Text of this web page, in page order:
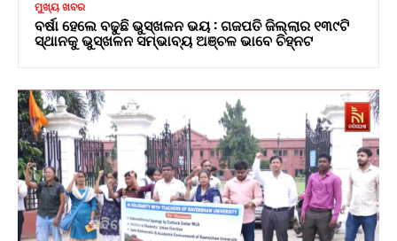
ମୁଖ୍ୟ ଖବର
ବର୍ଷା ହେଲେ ବଢୁଛି ଭୁସ୍ଖଳନ ଭୟ : ଗଜପତି ଜିଲ୍ଲାର ୧୩୯ଟି
ସ୍ଥାନକୁ ଭୁସ୍ଖଳନ ସମ୍ଭାବ୍ୟ ଅଞ୍ଚଳ ଭାବେ ଚିହ୍ନଟ